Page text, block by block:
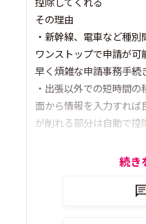
その理由
・新幹線、電車など種
ワンストップで申請が
早く煩雑な申請事務手続
・出張以外での短時間
面から情報を入力すれ
が削れる部分は自動で控
続き